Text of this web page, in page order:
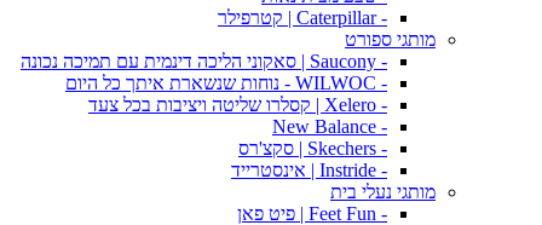
- Caterpillar | קטרפילר
מותגי ספורט
- Saucony | סאקוני הליכה דינמית עם תמיכה נכונה
- WILWOC - נוחות שנשארת איתך כל היום
- Xelero | קסלרו שליטה ויציבות בכל צעד
- New Balance
- Skechers | סקצ'רס
- Instride | אינסטרייד
מותגי נעלי בית
- Feet Fun | פיט פאן